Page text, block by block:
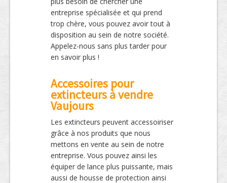
entreprise spécialisée et qui prend
trop chère, vous pouvez avoir tout à
disposition au sein de notre société.
Appelez-nous sans plus tarder pour
en savoir plus !
Accessoires pour
extincteurs à vendre
Vaujours
Les extincteurs peuvent accessoiriser
grâce à nos produits que nous
mettons en vente au sein de notre
entreprise. Vous pouvez ainsi les
équiper de lance plus puissante, mais
aussi de housse de protection ainsi